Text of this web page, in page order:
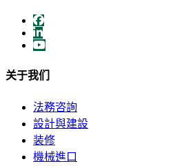
关于我们
法務咨詢
設計與建設
装修
機械進口